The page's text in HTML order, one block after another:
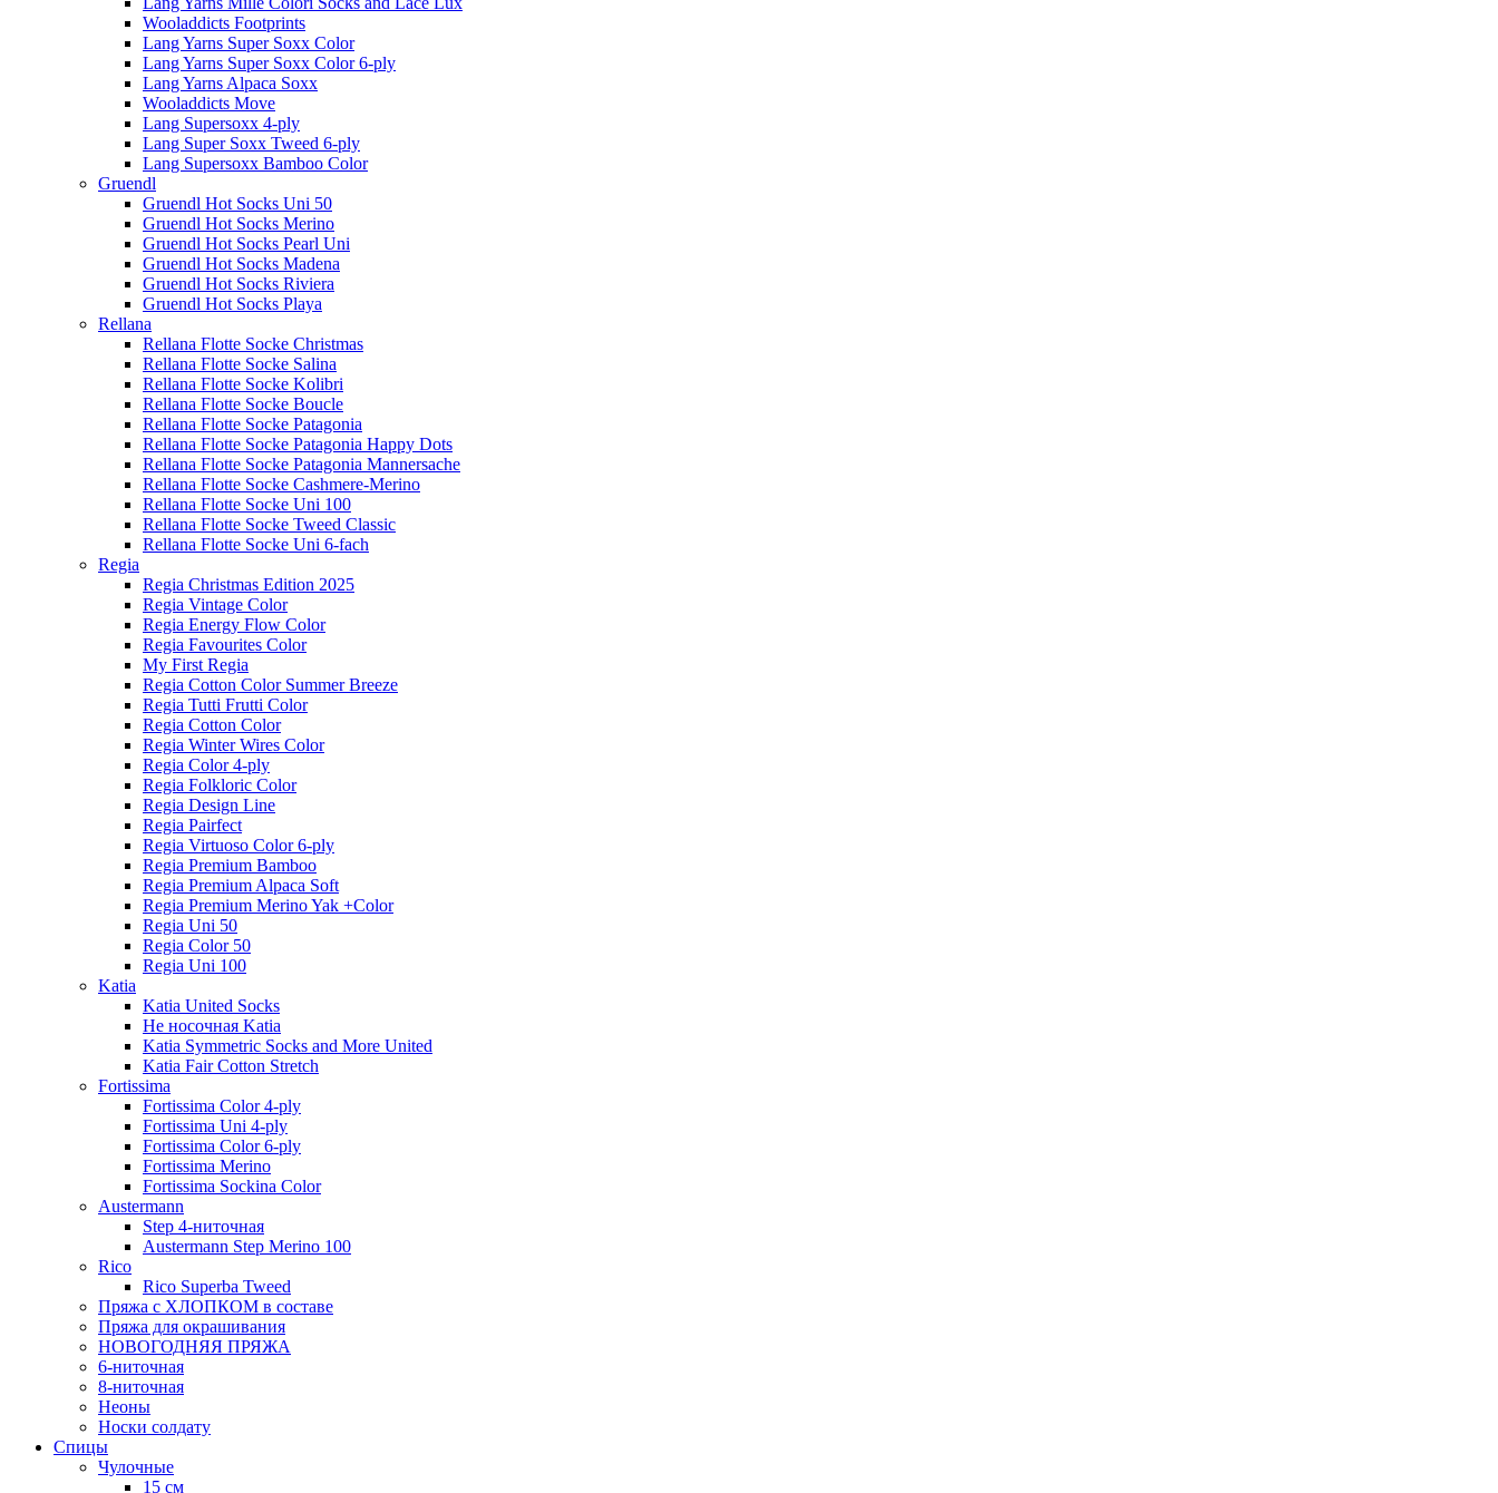
Wooladdicts Footprints
Lang Yarns Super Soxx Color
Lang Yarns Super Soxx Color 6-ply
Lang Yarns Alpaca Soxx
Wooladdicts Move
Lang Supersoxx 4-ply
Lang Super Soxx Tweed 6-ply
Lang Supersoxx Bamboo Color
Gruendl
Gruendl Hot Socks Uni 50
Gruendl Hot Socks Merino
Gruendl Hot Socks Pearl Uni
Gruendl Hot Socks Madena
Gruendl Hot Socks Riviera
Gruendl Hot Socks Playa
Rellana
Rellana Flotte Socke Christmas
Rellana Flotte Socke Salina
Rellana Flotte Socke Kolibri
Rellana Flotte Socke Boucle
Rellana Flotte Socke Patagonia
Rellana Flotte Socke Patagonia Happy Dots
Rellana Flotte Socke Patagonia Mannersache
Rellana Flotte Socke Cashmere-Merino
Rellana Flotte Socke Uni 100
Rellana Flotte Socke Tweed Classic
Rellana Flotte Socke Uni 6-fach
Regia
Regia Christmas Edition 2025
Regia Vintage Color
Regia Energy Flow Color
Regia Favourites Color
My First Regia
Regia Cotton Color Summer Breeze
Regia Tutti Frutti Color
Regia Cotton Color
Regia Winter Wires Color
Regia Color 4-ply
Regia Folkloric Color
Regia Design Line
Regia Pairfect
Regia Virtuoso Color 6-ply
Regia Premium Bamboo
Regia Premium Alpaca Soft
Regia Premium Merino Yak +Color
Regia Uni 50
Regia Color 50
Regia Uni 100
Katia
Katia United Socks
Не носочная Katia
Katia Symmetric Socks and More United
Katia Fair Cotton Stretch
Fortissima
Fortissima Color 4-ply
Fortissima Uni 4-ply
Fortissima Color 6-ply
Fortissima Merino
Fortissima Sockina Color
Austermann
Step 4-ниточная
Austermann Step Merino 100
Rico
Rico Superba Tweed
Пряжа с ХЛОПКОМ в составе
Пряжа для окрашивания
НОВОГОДНЯЯ ПРЯЖА
6-ниточная
8-ниточная
Неоны
Носки солдату
Спицы
Чулочные
15 см